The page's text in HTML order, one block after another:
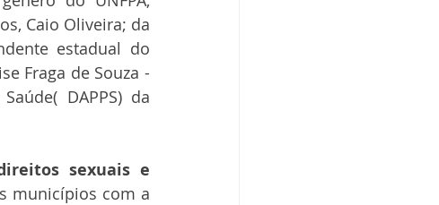
Caio Oliveira; da
estadual do
Fraga de Souza -
DAPPS) da
sexuais e
municípios com a